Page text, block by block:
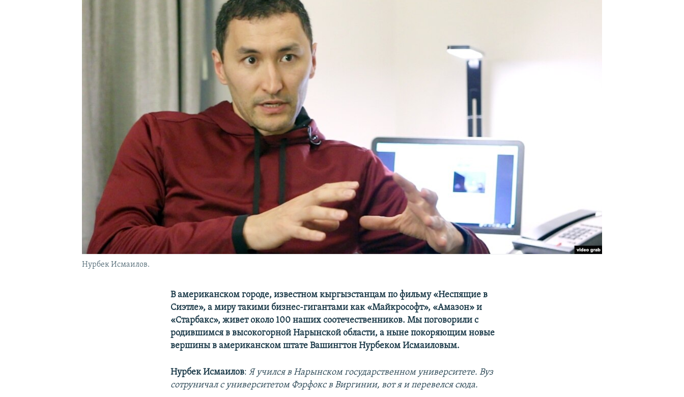
Нурбек Исмаилов.
В американском городе, известном кыргызстанцам по фильму «Неспящие в
Сиэтле», а миру такими бизнес-гигантами как «Майкрософт», «Амазон» и
«Старбакс», живет около 100 наших соотечественников. Мы поговорили с
родившимся в высокогорной Нарынской области, а ныне покоряющим новые
вершины в американском штате Вашингтон Нурбеком Исмаиловым.
Нурбек Исмаилов:Я учился в Нарынском государственном университете. Вуз
сотруничал с университетом Фэрфокс в Виргинии, вот я и перевелся сюда.